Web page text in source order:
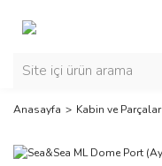
Anasayfa Kabin ve Parçalar